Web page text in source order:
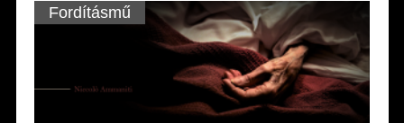
Fordításmű